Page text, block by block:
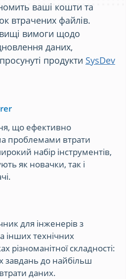
ваші кошти та
втрачених файлів.
вимоги щодо
даних,
продукти SysDev
що ефективно
проблемами втрати
набір інструментів,
як новачки, так і
для інженерів з
інших технічних
різноманітної складності:
завдань до найбільш
даних.